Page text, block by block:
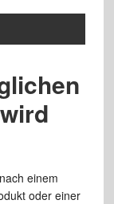
einem
oder einer